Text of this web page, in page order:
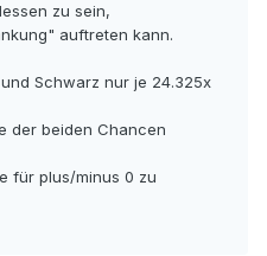
zu sein,
auftreten kann.
Schwarz nur je 24.325x
der beiden Chancen
für plus/minus 0 zu